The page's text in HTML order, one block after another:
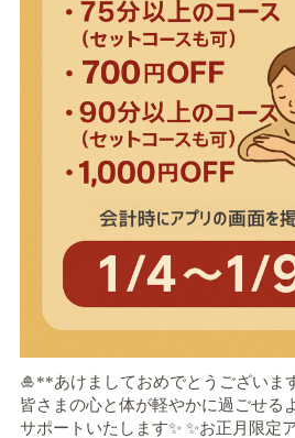
🎍**あけましておめでとうございま
皆さまの心と体が軽やかに過ごせる
サポートいたします✨ ✨お正月限定